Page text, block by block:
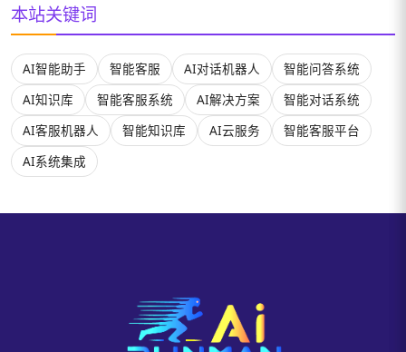
本站关键词
AI智能助手 智能客服 AI对话机器人
智能问答系统
AI知识库
智能客服系统 AI解决方案
智能对话系统
AI客服机器人
智能知识库 AI云服务
智能客服平台
AI系统集成